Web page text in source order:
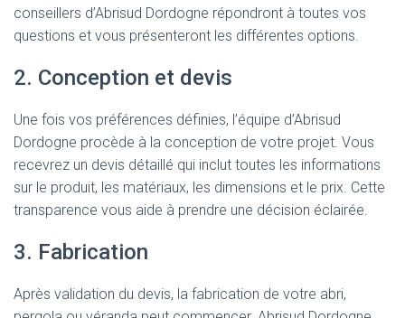
conseillers d’Abrisud Dordogne répondront à toutes vos
questions et vous présenteront les différentes options.
2. Conception et devis
Une fois vos préférences définies, l’équipe d’Abrisud
Dordogne procède à la conception de votre projet. Vous
recevrez un devis détaillé qui inclut toutes les informations
sur le produit, les matériaux, les dimensions et le prix. Cette
transparence vous aide à prendre une décision éclairée.
3. Fabrication
Après validation du devis, la fabrication de votre abri,